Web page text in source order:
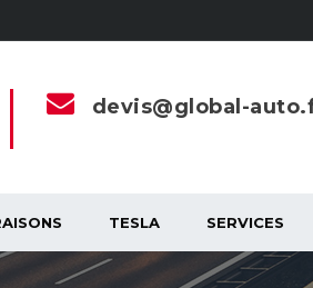
devis@global-
TESLA SERVICES